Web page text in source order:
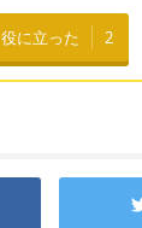
役に立った 2